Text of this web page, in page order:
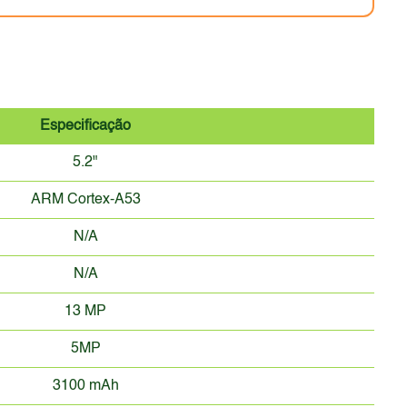
Especificação
5.2"
ARM Cortex-A53
N/A
N/A
13 MP
5MP
3100 mAh